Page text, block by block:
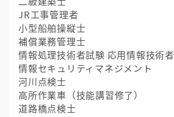
JR工事管理者
小型船舶操縦士
補償業務管理士
情報処理技術者試験 応用情報技術者
情報セキュリティマネジメント
河川点検士
高所作業車（技能講習修了）
道路橋点検士